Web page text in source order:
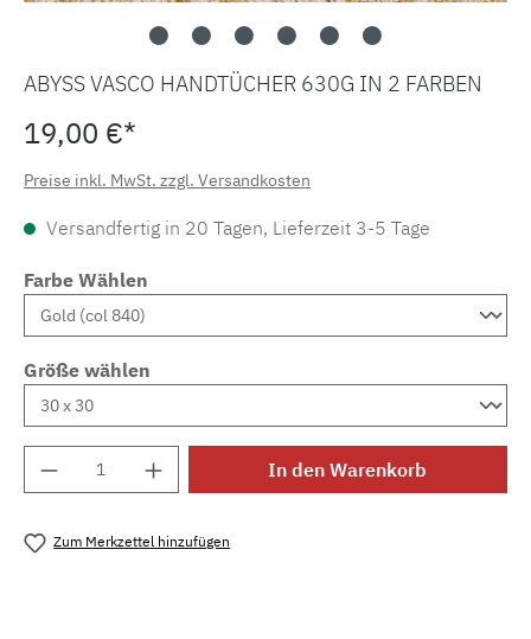
ABYSS VASCO HANDTÜCHER 630G IN 2 FARBEN
19,00 €*
Preise inkl. MwSt. zzgl. Versandkosten
Versandfertig in 20 Tagen, Lieferzeit 3-5 Tage
Farbe Wählen
Größe wählen
Produkt Anzahl: Gib den gewünschten
In den Warenkorb
Zum Merkzettel hinzufügen